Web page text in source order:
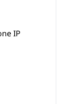
IP